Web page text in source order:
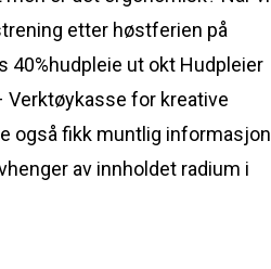
etter høstferien på
40%hudpleie ut okt Hudpleier
Verktøykasse for kreative
også fikk muntlig informasjon
av innholdet radium i